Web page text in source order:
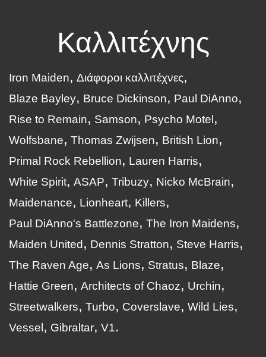
Καλλιτέχνης
Iron Maiden
Διάφοροι καλλιτέχνες
Blaze Bayley
Bruce Dickinson
Paul DiAnno
Rise to Remain
Samson
Psycho Motel
Wolfsbane
Thomas Zwijsen
British Lion
Primal Rock Rebellion
Lauren Harris
White Spirit ASAP Tribuzy
Nicko McBrain
Maidenance
Lionheart
Killers
Paul DiAnno's Battlezone
The Iron Maidens
Maiden United
Dennis Stratton
Steve Harris
The Raven Age
As Lions Stratus
Blaze
Hattie Green
Architects of Chaoz
Urchin
Streetwalkers
Turbo Coverslave
Wild Lies
Vessel
Gibraltar V1